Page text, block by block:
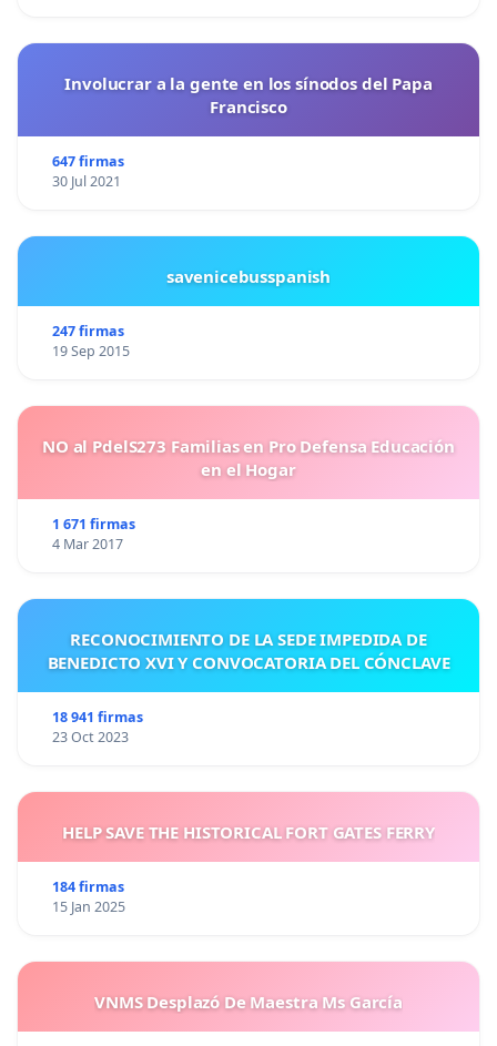
Involucrar a la gente en los sínodos del Papa
Francisco
647 firmas
30 Jul 2021
savenicebusspanish
247 firmas
19 Sep 2015
NO al PdelS273 Familias en Pro Defensa Educación
en el Hogar
1 671 firmas
4 Mar 2017
RECONOCIMIENTO DE LA SEDE IMPEDIDA DE
BENEDICTO XVI Y CONVOCATORIA DEL CÓNCLAVE
18 941 firmas
23 Oct 2023
HELP SAVE THE HISTORICAL FORT GATES FERRY
184 firmas
15 Jan 2025
VNMS Desplazó De Maestra Ms García